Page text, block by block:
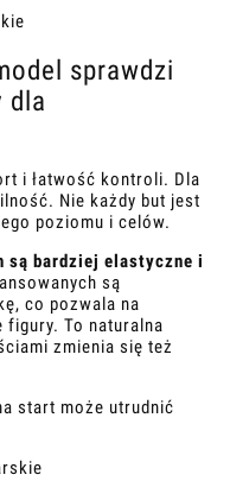
sprawdzi
dla
i łatwość kontroli. Dla
Nie każdy but jest
poziomu i celów.
są bardziej elastyczne i
są
co pozwala na
figury. To naturalna
zmienia się też
start może utrudnić